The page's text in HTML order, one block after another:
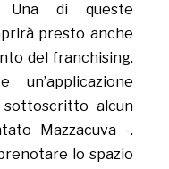
di queste
presto anche
del franchising.
alcun
Mazzacuva -.
lo spazio